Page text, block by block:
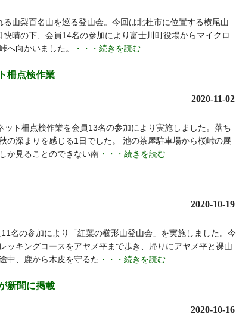
山梨百名山を巡る登山会。今回は北杜市に位置する横尾山
晴の下、会員14名の参加により富士川町役場からマイクロ
へ向かいました。
・・・続きを読む
柵点検作業
2020-11-02
ット柵点検作業を会員13名の参加により実施しました。落ち
の深まりを感じる1日でした。 池の茶屋駐車場から桜峠の展
か見ることのできない南 ・・・続きを読む
2020-10-19
名の参加により「紅葉の櫛形山登山会」を実施しました。今
ッキングコースをアヤメ平まで歩き、帰りにアヤメ平と裸山
中、鹿から木皮を守るた ・・・続きを読む
新聞に掲載
2020-10-16